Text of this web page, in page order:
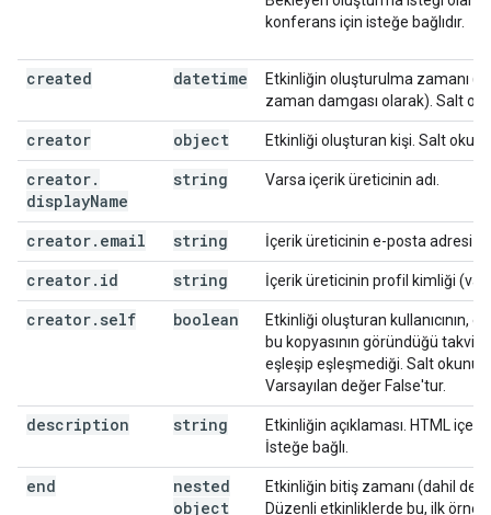
konferans için isteğe bağlıdır.
created datetime Etkinliğin oluşturulma zamanı (
zaman damgası olarak). Salt
creator object Etkinliği oluşturan kişi. Salt
creator.
displayName
string Varsa içerik üreticinin adı.
creator. email string İçerik üreticinin e-posta adresi
creator. id string İçerik üreticinin profil kimliği
creator. self boolean
Etkinliği oluşturan kullanıcının,
bu kopyasının göründüğü
eşleşip eşleşmediği. Salt okunur.
Varsayılan değer False'tur.
description string
Etkinliğin açıklaması. HTML
İsteğe bağlı.
end
nested
object
Etkinliğin bitiş zamanı (dahil
Düzenli etkinliklerde bu, ilk